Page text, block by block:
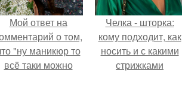
Мой ответ на
о том,
"ну маникюр то
всё таки можно
Челка - шторка:
кому подходит, как
носить и с какими
стрижками